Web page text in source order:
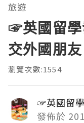
旅遊
☞英國留
交外國朋友
瀏覽次數:1554
☞英國留
發佈於